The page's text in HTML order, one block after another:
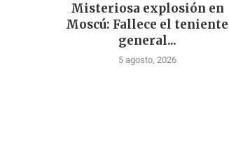
Misteriosa explosión en
Moscú: Fallece el teniente
general...
5 agosto, 2026